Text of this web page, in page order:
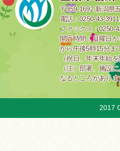
〒959-1692 新潟県
電話：0250-43-
ファックス：0250-
開庁時間：月曜日
から午後5時15分ま
（祝日、年末年始を
（注）部署、施設
なるところがありま
2017